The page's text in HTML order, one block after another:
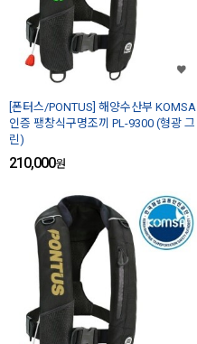
[폰터스/PONTUS] 해양수산부 KOMSA
인증 팽창식구명조끼 PL-9300 (형광 그
린)
210,000원